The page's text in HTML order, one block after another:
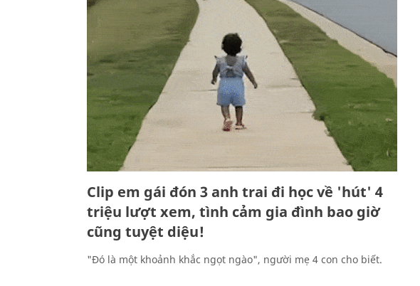
Clip em gái đón 3 anh trai đi học về 'hút' 4
triệu lượt xem, tình cảm gia đình bao giờ
cũng tuyệt diệu!
"Đó là một khoảnh khắc ngọt ngào", người mẹ 4 con cho biết.